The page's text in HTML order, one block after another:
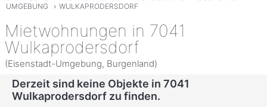
UMGEBUNG
› WULKAPRODERSDORF
Mietwohnungen in 7041
Wulkaprodersdorf
(Eisenstadt-Umgebung, Burgenland)
Derzeit sind keine Objekte in 7041
Wulkaprodersdorf zu finden.